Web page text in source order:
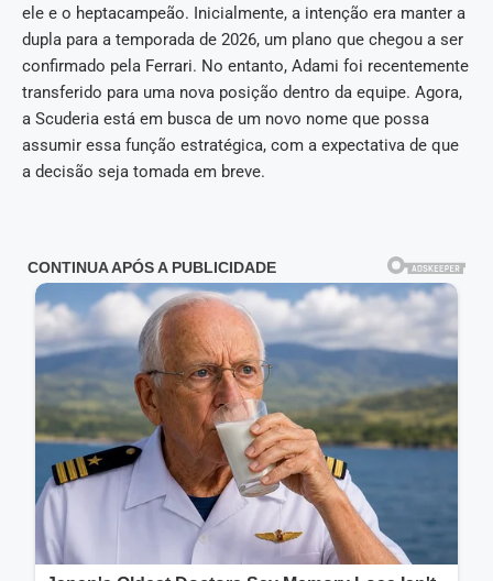
ele e o heptacampeão. Inicialmente, a intenção era manter a
dupla para a temporada de 2026, um plano que chegou a ser
confirmado pela Ferrari. No entanto, Adami foi recentemente
transferido para uma nova posição dentro da equipe. Agora,
a Scuderia está em busca de um novo nome que possa
assumir essa função estratégica, com a expectativa de que
a decisão seja tomada em breve.